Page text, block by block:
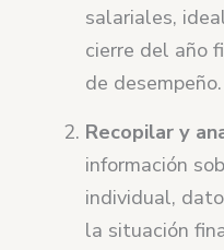
salariales,
cierre del año
de desempeño.
Recopilar y
información
individual,
la situación